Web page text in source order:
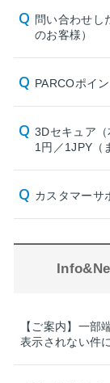
問い合わせし
のお客様）
PARCOポイ
3Dセキュア
1円／1JPY（
カスタマーサ
【ご案内】一部
表示されない件